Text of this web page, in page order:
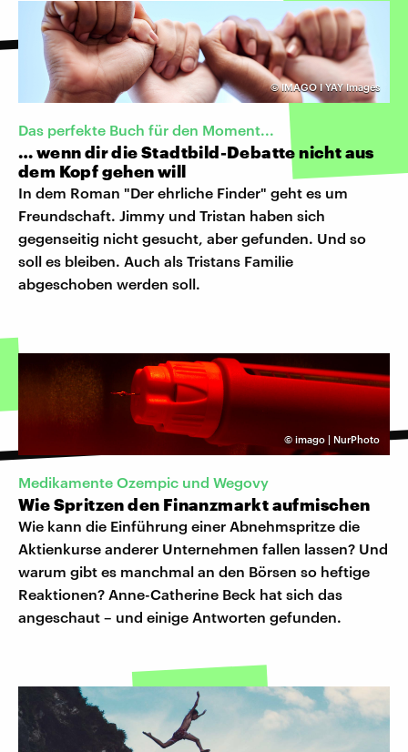
©IMAGO I YAY Images
Das perfekte Buch für den Moment...
… wenn dir die Stadtbild-Debatte nicht aus
dem Kopf gehen will
In dem Roman "Der ehrliche Finder" geht es um
Freundschaft. Jimmy und Tristan haben sich
gegenseitig nicht gesucht, aber gefunden. Und so
soll es bleiben. Auch als Tristans Familie
abgeschoben werden soll.
©imago | NurPhoto
Medikamente Ozempic und Wegovy
Wie Spritzen den Finanzmarkt aufmischen
Wie kann die Einführung einer Abnehmspritze die
Aktienkurse anderer Unternehmen fallen lassen? Und
warum gibt es manchmal an den Börsen so heftige
Reaktionen? Anne-Catherine Beck hat sich das
angeschaut – und einige Antworten gefunden.